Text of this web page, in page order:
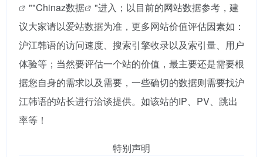
""Chinaz数据
"进入；以目前的网站数据参考，建
议大家请以爱站数据为准，更多网站价值评估因素如：
沪江韩语的访问速度、搜索引擎收录以及索引量、用户
体验等；当然要评估一个站的价值，最主要还是需要根
据您自身的需求以及需要，一些确切的数据则需要找沪
江韩语的站长进行洽谈提供。如该站的IP、PV、跳出
率等！
特别声明